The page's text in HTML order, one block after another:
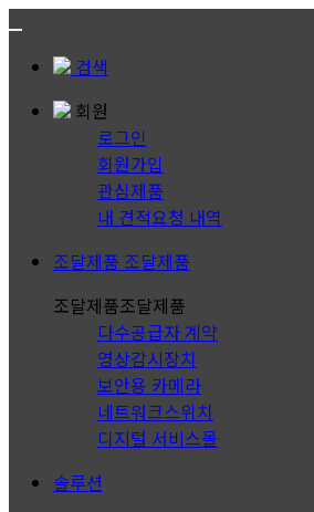
검색
회원
로그인
회원가입
관심제품
내 견적요청 내역
조달제품 조달제품
조달제품조달제품
다수공급자 계약
영상감시장치
보안용 카메라
네트워크스위치
디지털 서비스몰
솔루션